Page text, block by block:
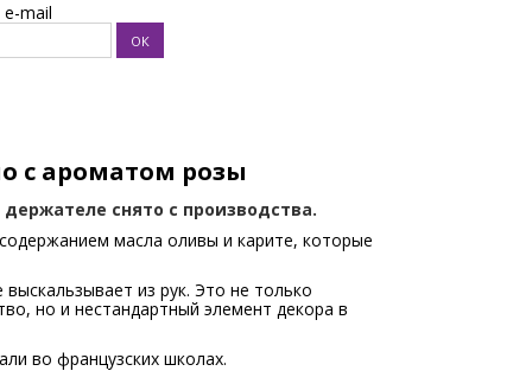
mail
с ароматом розы
снято с производства.
масла оливы и карите, которые
из рук. Это не только
но и нестандартный элемент декора в
во французских школах.